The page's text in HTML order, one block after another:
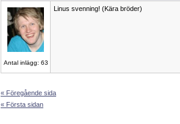
Antal inlägg: 63
Linus svenning! (Kära bröder)
« Föregående sida
« Första sidan